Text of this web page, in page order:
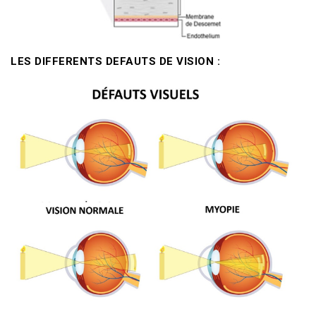
LES DIFFERENTS DEFAUTS DE VISION :